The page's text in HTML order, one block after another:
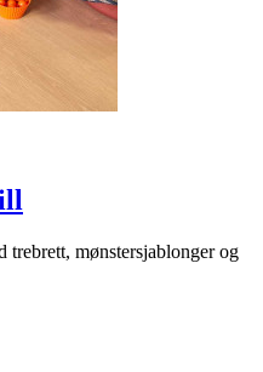
trebrett, mønstersjablonger og